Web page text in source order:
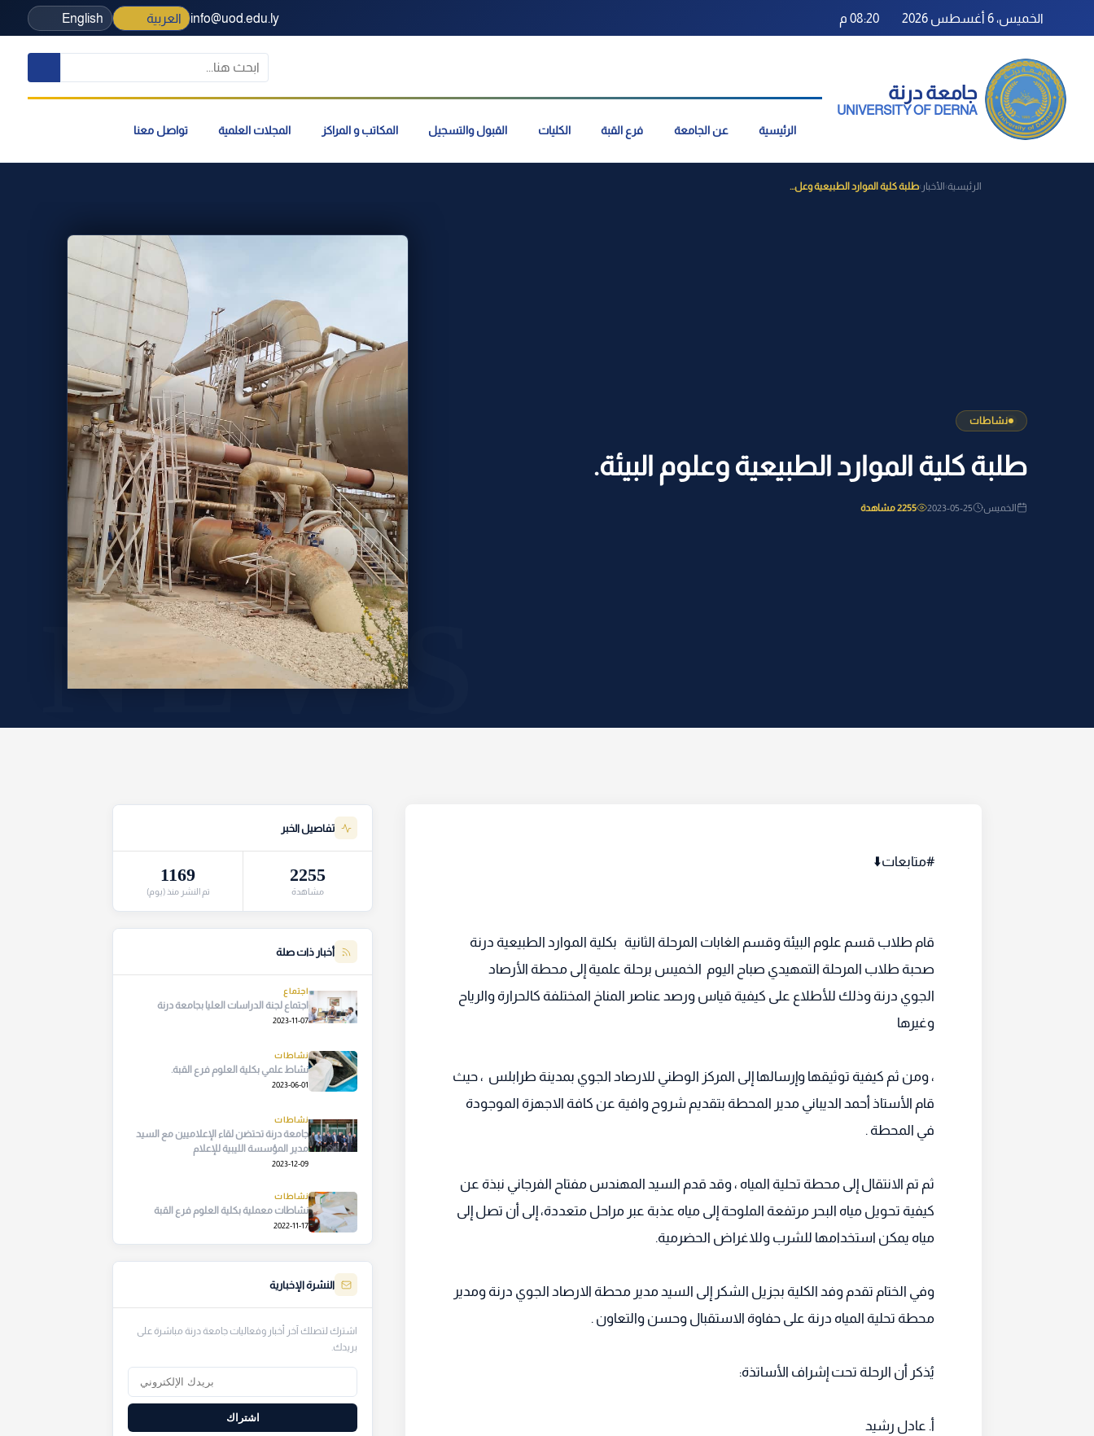
الخميس، 6 أغسطس 2026 08:20 م info@uod.edu.ly العربية English
جامعة درنة
UNIVERSITY OF DERNA
الرئيسية عن الجامعة فرع القبة الكليات القبول والتسجيل المكاتب و المراكز المجلات العلمية تواصل معنا
الرئيسية› الأخبار ›طلبة كلية الموارد الطبيعية وعل...
نشاطات
طلبة كلية الموارد الطبيعية وعلوم البيئة.
الخميس 2023-05-25 2255 مشاهدة
#متابعات⬇️
قام طلاب قسم علوم البيئة وقسم الغابات المرحلة الثانية بكلية الموارد الطبيعية درنة
صحبة طلاب المرحلة التمهيدي صباح اليوم الخميس برحلة علمية إلى محطة الأرصاد
الجوي درنة وذلك للأطلاع على كيفية قياس ورصد عناصر المناخ المختلفة كالحرارة والرياح
وغيرها
، ومن ثم كيفية توثيقها وإرسالها إلى المركز الوطني للارصاد الجوي بمدينة طرابلس ، حيث
قام الأستاذ أحمد الديباني مدير المحطة بتقديم شروح وافية عن كافة الاجهزة الموجودة
في المحطة .
ثم تم الانتقال إلى محطة تحلية المياه ، وقد قدم السيد المهندس مفتاح الفرجاني نبذة عن
كيفية تحويل مياه البحر مرتفعة الملوحة إلى مياه عذبة عبر مراحل متعددة، إلى أن تصل إلى
مياه يمكن استخدامها للشرب وللاغراض الحضرمية.
وفي الختام تقدم وفد الكلية بجزيل الشكر إلى السيد مدير محطة الارصاد الجوي درنة ومدير
محطة تحلية المياه درنة على حفاوة الاستقبال وحسن والتعاون .
يُذكر أن الرحلة تحت إشراف الأساتذة:
أ. عادل رشيد
تفاصيل الخبر
2255
مشاهدة
1169
تم النشر منذ (يوم)
أخبار ذات صلة
اجتماع
اجتماع لجنة الدراسات العليا بجامعة درنة
2023-11-07
نشاطات
نشاط علمي بكلية العلوم فرع القبة.
2023-06-01
نشاطات
جامعة درنة تحتضن لقاء الإعلاميين مع السيد
مدير المؤسسة الليبية للإعلام
2023-12-09
نشاطات
نشاطات معملية بكلية العلوم فرع القبة
2022-11-17
النشرة الإخبارية
اشترك لتصلك آخر أخبار وفعاليات جامعة درنة مباشرة على
بريدك.
اشتراك